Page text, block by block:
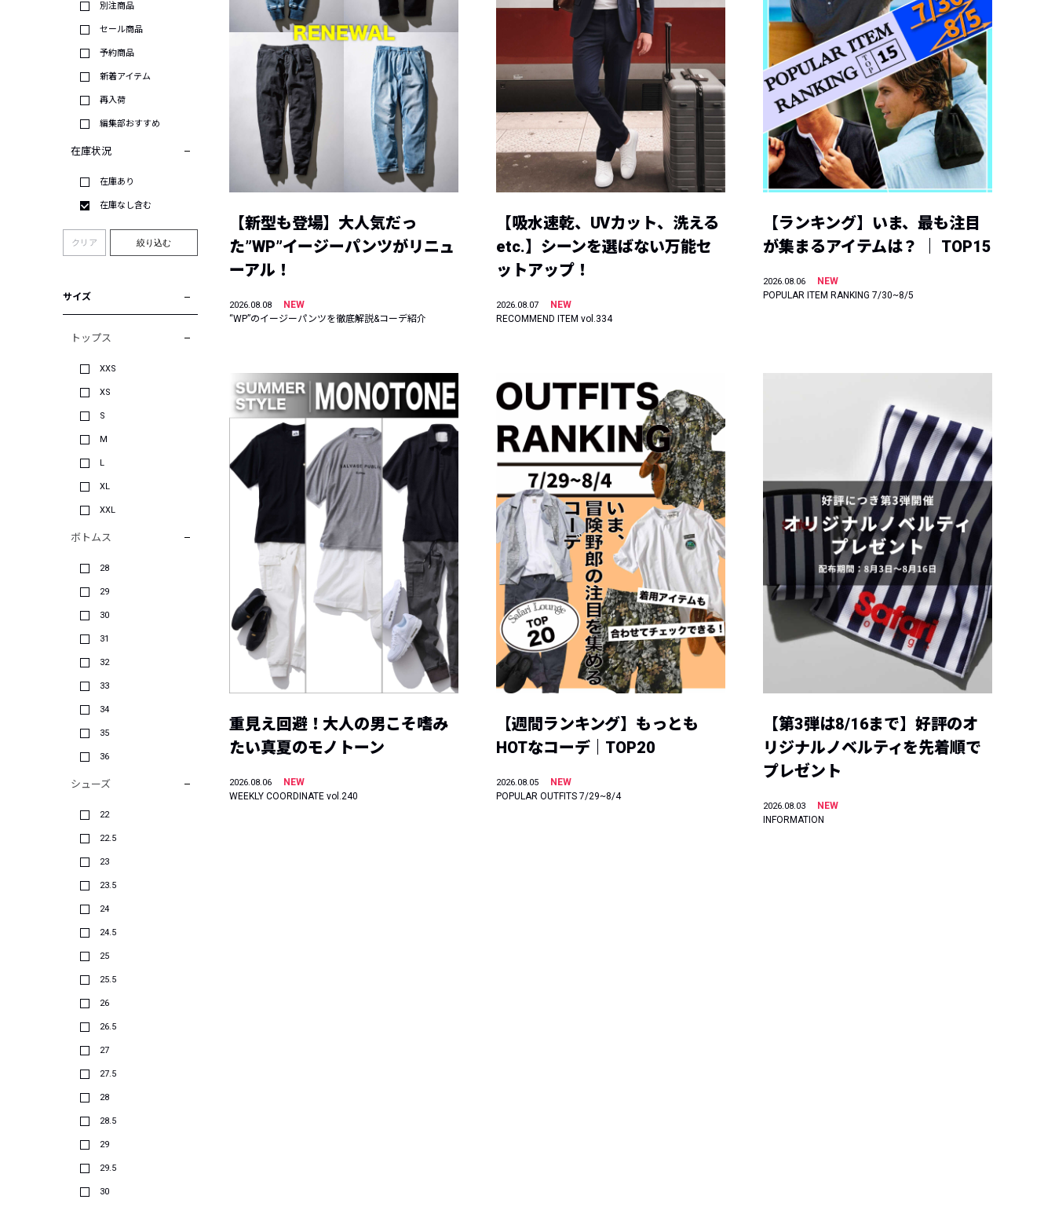
別注商品
セール商品
予約商品
新着アイテム
再入荷
編集部おすすめ
在庫状況
在庫あり
在庫なし含む
クリア 絞り込む
サイズ
トップス
XXS
XS
S
M
L
XL
XXL
ボトムス
28
29
30
31
32
33
34
35
36
シューズ
22
22.5
23
23.5
24
24.5
25
25.5
26
26.5
27
27.5
28
28.5
29
29.5
30
【新型も登場】大人気だっ
た”WP”イージーパンツがリニュ
ーアル！
2026.08.08
NEW
“WP”のイージーパンツを徹底解説&コーデ紹介
【吸水速乾、UVカット、洗える
etc.】シーンを選ばない万能セ
ットアップ！
2026.08.07
NEW
RECOMMEND ITEM vol.334
【ランキング】いま、最も注目
が集まるアイテムは？ ｜ TOP15
2026.08.06
NEW
POPULAR ITEM RANKING 7/30~8/5
重見え回避！大人の男こそ嗜み
たい真夏のモノトーン
2026.08.06
NEW
WEEKLY COORDINATE vol.240
【週間ランキング】もっとも
HOTなコーデ｜TOP20
2026.08.05
NEW
POPULAR OUTFITS 7/29~8/4
【第3弾は8/16まで】好評のオ
リジナルノベルティを先着順で
プレゼント
2026.08.03
NEW
INFORMATION